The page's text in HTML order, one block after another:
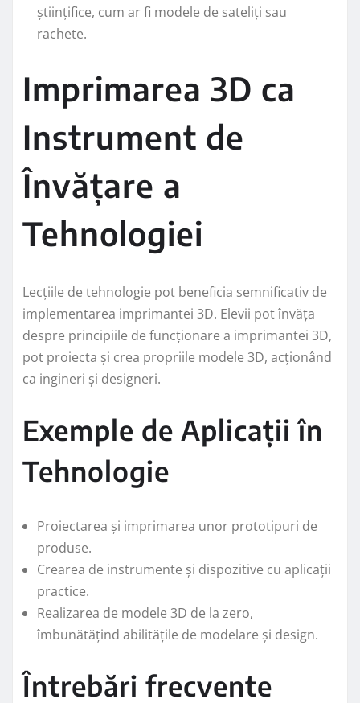
științifice, cum ar fi modele de sateliți sau
rachete.
Imprimarea 3D ca
Instrument de
Învățare a
Tehnologiei
Lecțiile de tehnologie pot beneficia semnificativ de
implementarea imprimantei 3D. Elevii pot învăța
despre principiile de funcționare a imprimantei 3D,
pot proiecta și crea propriile modele 3D, acționând
ca ingineri și designeri.
Exemple de Aplicații în
Tehnologie
Proiectarea și imprimarea unor prototipuri de
produse.
Crearea de instrumente și dispozitive cu aplicații
practice.
Realizarea de modele 3D de la zero,
îmbunătățind abilitățile de modelare și design.
Întrebări frecvente